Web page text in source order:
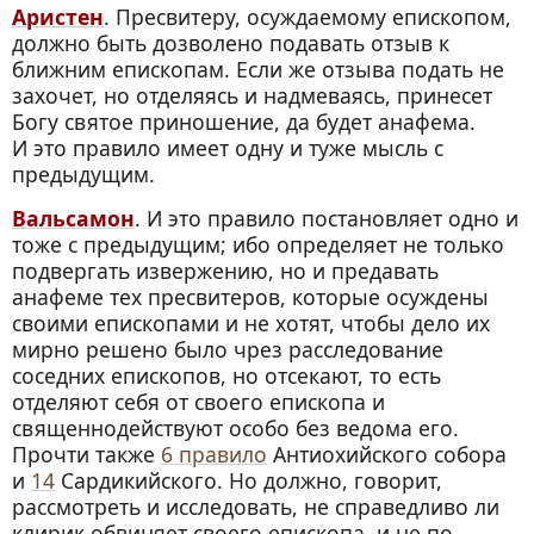
Аристен. Пресвитеру, осуждаемому епископом,
должно быть дозволено подавать отзыв к
ближним епископам. Если же отзыва подать не
захочет, но отделяясь и надмеваясь, принесет
Богу святое приношение, да будет анафема.
И это правило имеет одну и туже мысль с
предыдущим.
Вальсамон. И это правило постановляет одно и
тоже с предыдущим; ибо определяет не только
подвергать извержению, но и предавать
анафеме тех пресвитеров, которые осуждены
своими епископами и не хотят, чтобы дело их
мирно решено было чрез расследование
соседних епископов, но отсекают, то есть
отделяют себя от своего епископа и
священнодействуют особо без ведома его.
Прочти также 6 правило Антиохийского собора
и 14 Сардикийского. Но должно, говорит,
рассмотреть и исследовать, не справедливо ли